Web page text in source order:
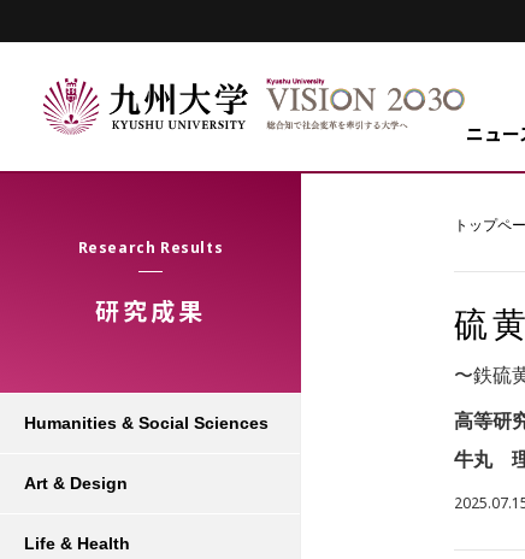
ニュー
Research Results
研究成果
トップペ
硫
〜鉄硫
高等研
牛丸
Humanities & Social Sciences
Art & Design
Life & Health